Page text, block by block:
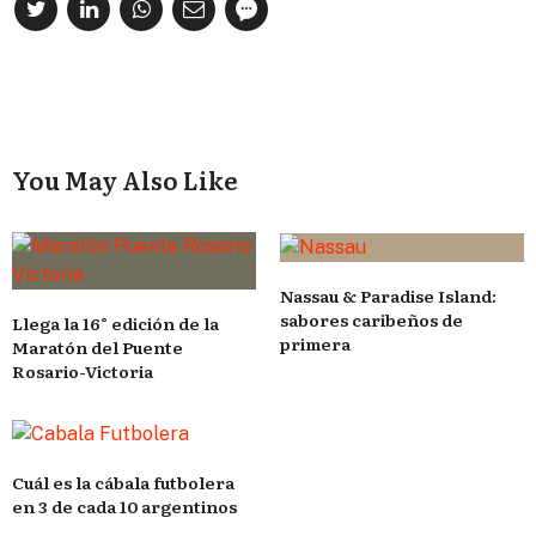
You May Also Like
Llega la 16° edición de la
Maratón del Puente
Rosario-Victoria
Nassau & Paradise Island:
sabores caribeños de
primera
Cuál es la cábala futbolera
en 3 de cada 10 argentinos